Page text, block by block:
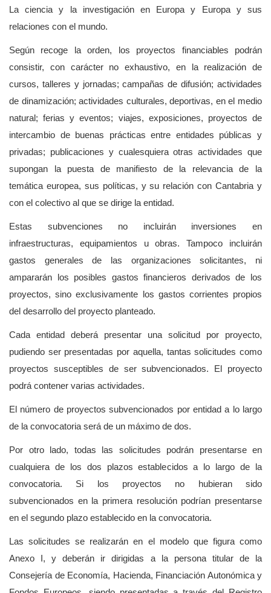
La ciencia y la investigación en Europa y Europa y sus
relaciones con el mundo.
Según recoge la orden, los proyectos financiables podrán
consistir, con carácter no exhaustivo, en la realización de
cursos, talleres y jornadas; campañas de difusión; actividades
de dinamización; actividades culturales, deportivas, en el medio
natural; ferias y eventos; viajes, exposiciones, proyectos de
intercambio de buenas prácticas entre entidades públicas y
privadas; publicaciones y cualesquiera otras actividades que
supongan la puesta de manifiesto de la relevancia de la
temática europea, sus políticas, y su relación con Cantabria y
con el colectivo al que se dirige la entidad.
Estas subvenciones no incluirán inversiones en
infraestructuras, equipamientos u obras. Tampoco incluirán
gastos generales de las organizaciones solicitantes, ni
ampararán los posibles gastos financieros derivados de los
proyectos, sino exclusivamente los gastos corrientes propios
del desarrollo del proyecto planteado.
Cada entidad deberá presentar una solicitud por proyecto,
pudiendo ser presentadas por aquella, tantas solicitudes como
proyectos susceptibles de ser subvencionados. El proyecto
podrá contener varias actividades.
El número de proyectos subvencionados por entidad a lo largo
de la convocatoria será de un máximo de dos.
Por otro lado, todas las solicitudes podrán presentarse en
cualquiera de los dos plazos establecidos a lo largo de la
convocatoria. Si los proyectos no hubieran sido
subvencionados en la primera resolución podrían presentarse
en el segundo plazo establecido en la convocatoria.
Las solicitudes se realizarán en el modelo que figura como
Anexo I, y deberán ir dirigidas a la persona titular de la
Consejería de Economía, Hacienda, Financiación Autonómica y